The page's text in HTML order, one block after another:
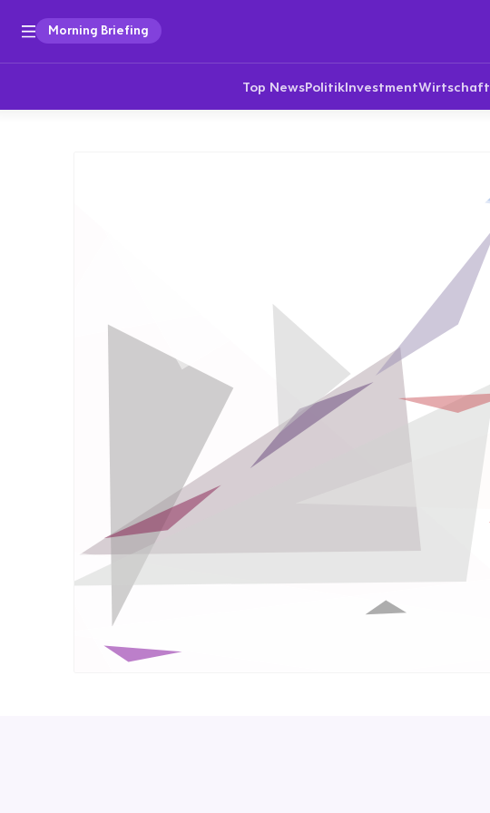
Morning Briefing
Top NewsPolitikInvestmentWirtschaft